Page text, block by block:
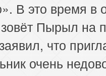
В это время в
Пырыл на
что
очень